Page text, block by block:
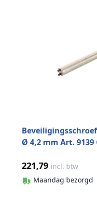
Ø 4,2 mm Art. 9139
221,79 incl. btw
Maandag bezorgd